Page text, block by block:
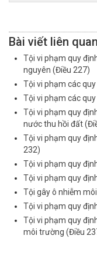
Bài viết liên quan
Tội vi phạm quy
nguyên (Điều 227)
Tội vi phạm các
Tội vi phạm các
Tội vi phạm quy
nước thu hồi đất
Tội vi phạm quy
232)
Tội vi phạm quy
Tội vi phạm quy
Tội gây ô nhiễm
Tội vi phạm quy
Tội vi phạm quy
môi trường (Điều